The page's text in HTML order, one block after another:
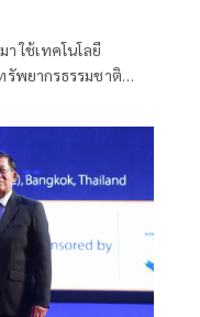
ใช้เทคโนโลยี
พยากรธรรมชาติ